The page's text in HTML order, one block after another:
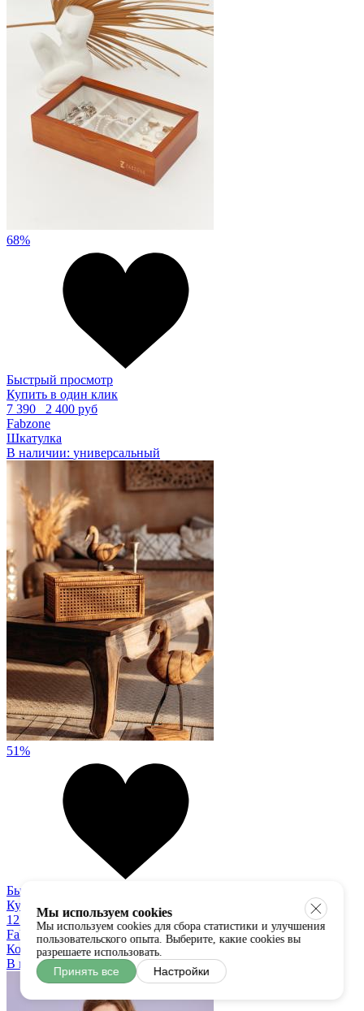
68%
Быстрый просмотр
Купить в один клик
7 390
2 400 руб
Fabzone
Шкатулка
В наличии: универсальный
51%
Быстрый просмотр
Купить в один клик
12 0005 830 руб
Fabzone
Корзина
В наличии:L
Мы используем cookies
Мы используем cookies для сбора статистики и улучшения
пользовательского опыта. Выберите, какие cookies вы
разрешаете использовать.
Принять все Настройки